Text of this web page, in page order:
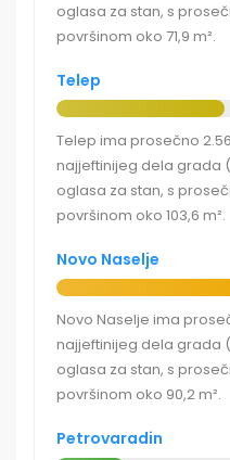
oglasa za stan, s
površinom oko 71,9 m².
Telep
Telep ima prosečno
najjeftinijeg dela grada
oglasa za stan, s
površinom oko 103,6 m².
Novo Naselje
Novo Naselje ima
najjeftinijeg dela grada
oglasa za stan, s
površinom oko 90,2 m².
Petrovaradin